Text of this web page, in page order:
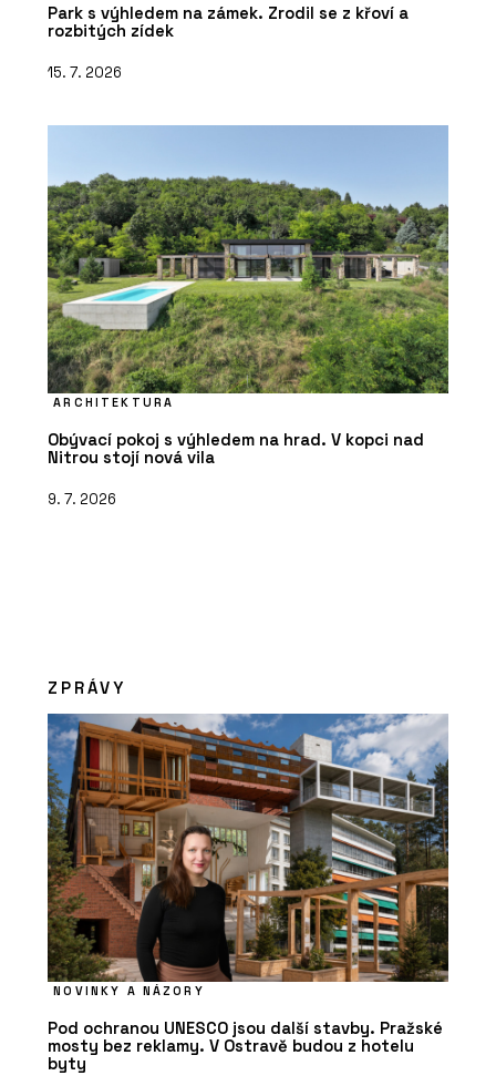
Park s výhledem na zámek. Zrodil se z křoví a
rozbitých zídek
15. 7. 2026
ARCHITEKTURA
Obývací pokoj s výhledem na hrad. V kopci nad
Nitrou stojí nová vila
9. 7. 2026
ZPRÁVY
NOVINKY A NÁZORY
Pod ochranou UNESCO jsou další stavby. Pražské
mosty bez reklamy. V Ostravě budou z hotelu
byty